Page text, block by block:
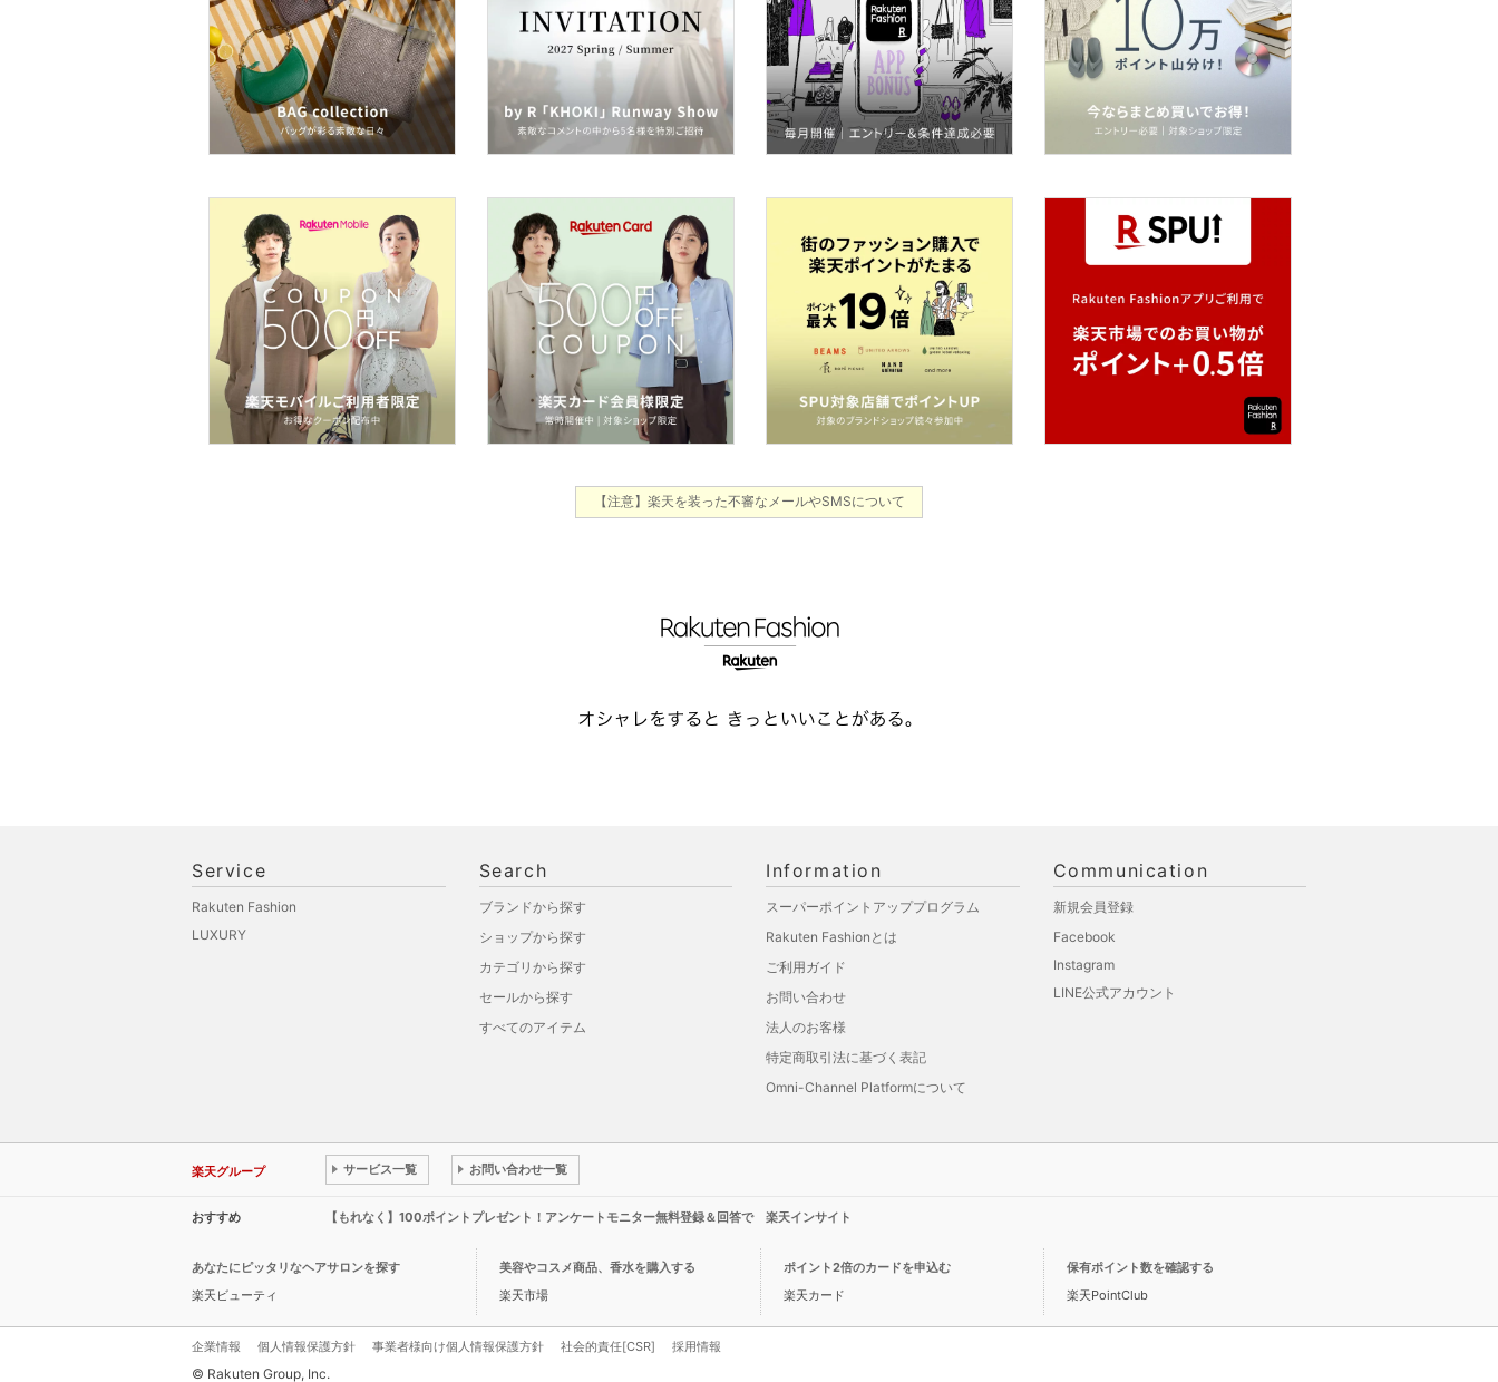
ン用品
インテリア・生活雑貨
スマホグッズ・オーディ
オ機器
文房具
福袋・ギフト・その他
【注意】楽天を装った不審なメールやSMSについて
Service
Rakuten Fashion
LUXURY
Search
ブランドから探す
ショップから探す
カテゴリから探す
セールから探す
すべてのアイテム
Information
スーパーポイントアッププログラム
Rakuten Fashionとは
ご利用ガイド
お問い合わせ
法人のお客様
特定商取引法に基づく表記
Omni-Channel Platformについて
Communication
新規会員登録
Facebook
Instagram
LINE公式アカウント
楽天グループ サービス一覧 お問い合わせ一覧
おすすめ 【もれなく】100ポイントプレゼント！アンケートモニター無料登録＆回答で 楽天インサイト
あなたにピッタリなヘアサロンを探す
楽天ビューティ
美容やコスメ商品、香水を購入する
楽天市場
ポイント2倍のカードを申込む
楽天カード
保有ポイント数を確認する
楽天PointClub
企業情報 個人情報保護方針 事業者様向け個人情報保護方針 社会的責任[CSR] 採用情報
© Rakuten Group, Inc.